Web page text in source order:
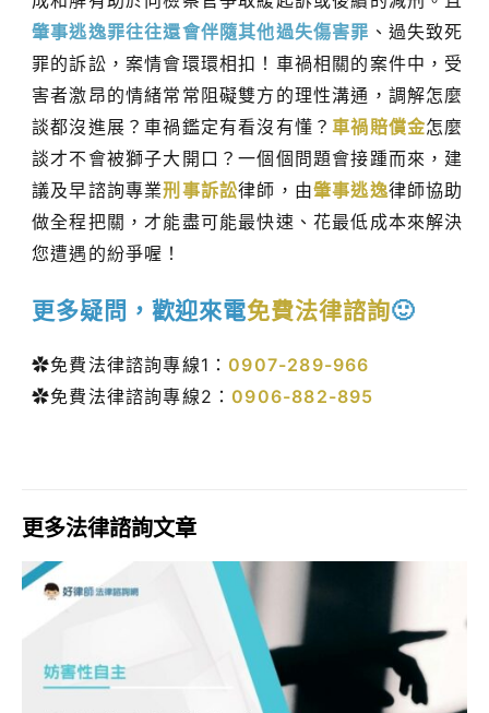
肇事逃逸罪往往還會伴隨其他過失傷害罪 、過失致死
罪的訴訟，案情會環環相扣！車禍相關的案件中，受
害者激昂的情緒常常阻礙雙方的理性溝通，調解怎麼
談都沒進展？車禍鑑定有看沒有懂？車禍賠償金怎麼
談才不會被獅子大開口？一個個問題會接踵而來，建
議及早諮詢專業刑事訴訟律師，由肇事逃逸律師協助
做全程把關，才能盡可能最快速、花最低成本來解決
您遭遇的紛爭喔！
更多疑問，歡迎來電免費法律諮詢🙂
✿免費法律諮詢專線1： 0907-289-966
✿免費法律諮詢專線2： 0906-882-895
更多法律諮詢文章